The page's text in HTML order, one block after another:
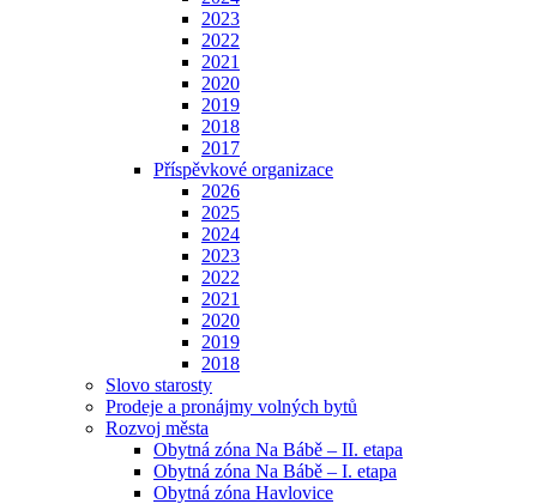
2023
2022
2021
2020
2019
2018
2017
Příspěvkové organizace
2026
2025
2024
2023
2022
2021
2020
2019
2018
Slovo starosty
Prodeje a pronájmy volných bytů
Rozvoj města
Obytná zóna Na Bábě – II. etapa
Obytná zóna Na Bábě – I. etapa
Obytná zóna Havlovice